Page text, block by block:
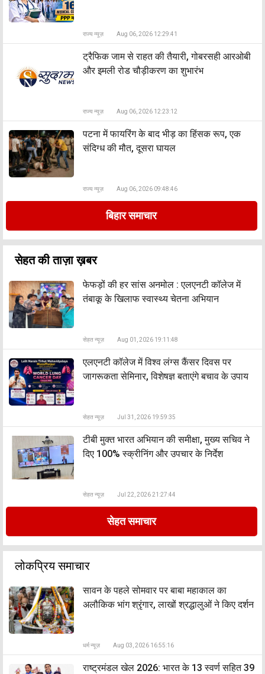
राज्य न्यूज़ Aug 06, 2026 12:29:41
ट्रैफिक जाम से राहत की तैयारी, गोबरसही आरओबी
और इमली रोड चौड़ीकरण का शुभारंभ
राज्य न्यूज़ Aug 06, 2026 12:23:12
पटना में फायरिंग के बाद भीड़ का हिंसक रूप, एक
संदिग्ध की मौत, दूसरा घायल
राज्य न्यूज़ Aug 06, 2026 09:48:46
बिहार समाचार
सेहत की ताज़ा ख़बर
फेफड़ों की हर सांस अनमोल : एलएनटी कॉलेज में
तंबाकू के खिलाफ स्वास्थ्य चेतना अभियान
सेहत न्यूज़ Aug 01, 2026 19:11:48
एलएनटी कॉलेज में विश्व लंग्स कैंसर दिवस पर
जागरूकता सेमिनार, विशेषज्ञ बताएंगे बचाव के उपाय
सेहत न्यूज़ Jul 31, 2026 19:59:35
टीबी मुक्त भारत अभियान की समीक्षा, मुख्य सचिव ने
दिए 100% स्क्रीनिंग और उपचार के निर्देश
सेहत न्यूज़ Jul 22, 2026 21:27:44
सेहत समाचार
लोकप्रिय समाचार
सावन के पहले सोमवार पर बाबा महाकाल का
अलौकिक भांग श्रृंगार, लाखों श्रद्धालुओं ने किए दर्शन
धर्म न्यूज़ Aug 03, 2026 16:55:16
राष्ट्रमंडल खेल 2026: भारत के 13 स्वर्ण सहित 39